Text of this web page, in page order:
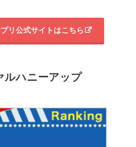
リ公式サイトはこちら
ルハニーアップ